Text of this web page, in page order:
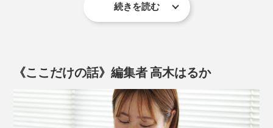
「モードボタン」を押すたびに、水流が切り替わる。動画は、「ソフト洗浄モー
ド」→「標準洗浄モード」→「マッサージ洗浄モード」の順
た場所にしっかり届きます。ノズルを回せば、360°どの
角度からも当てられるので、上の奥歯、歯の内側、どこ
でも洗えます。
続きを読む
《ここだけの話》編集者 高木はるか